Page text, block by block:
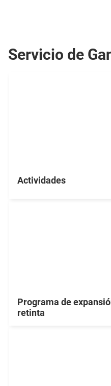
Servicio de
Actividades
Programa de
retinta